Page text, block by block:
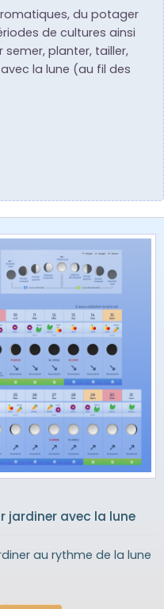
du potager
de cultures ainsi
planter, tailler,
la lune (au fil des
jardiner avec la lune
au rythme de la lune